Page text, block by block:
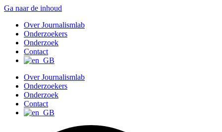
Ga naar de inhoud
Over Journalismlab
Onderzoekers
Onderzoek
Contact
Over Journalismlab
Onderzoekers
Onderzoek
Contact